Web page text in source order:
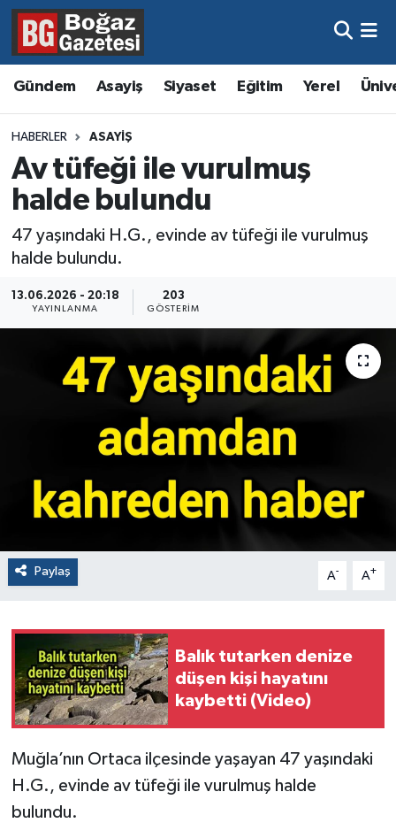
Gündem Asayiş Siyaset Eğitim Yerel
HABERLER ASAYIŞ
Av tüfeği ile vurulmuş
halde bulundu
47 yaşındaki H.G., evinde av tüfeği ile vurulmuş
halde bulundu.
13.06.2026 - 20:18
YAYINLANMA
203
GÖSTERIM
Paylaş A- A+
Balık tutarken denize
düşen kişi hayatını
kaybetti (Video)
Muğla’nın Ortaca ilçesinde yaşayan 47 yaşındaki
H.G., evinde av tüfeği ile vurulmuş halde
bulundu.
Asayiş
Eğitim
Ekonomi
Gündem
Kültür ve Sanat
Magazin
Sağlık
Hava Durumu
Trafik Durumu
Süper Lig Puan Durumu ve Fikstür
Tüm Manşetler
Son Dakika Haberleri
Haber Arşivi